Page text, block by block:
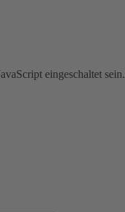
eingeschaltet sein.